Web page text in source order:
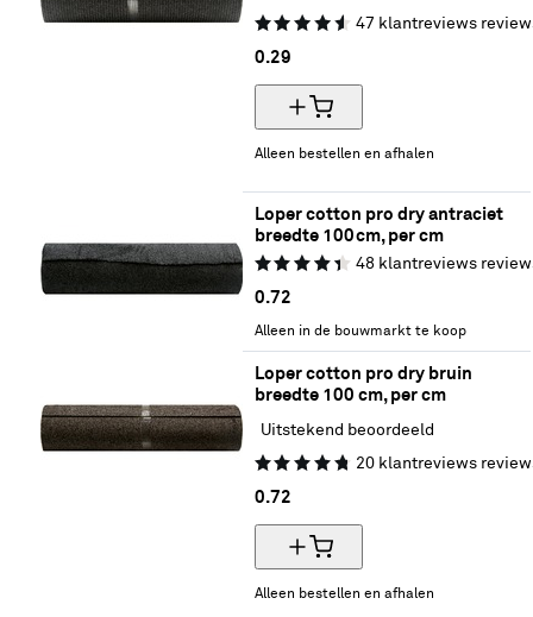
47 klantreviews
0.29
Alleen bestellen en afhalen
Loper cotton pro dry antraciet
breedte 100cm, per cm
48 klantreviews
0.72
Alleen in de bouwmarkt te koop
Loper cotton pro dry bruin
breedte 100 cm, per cm
Uitstekend beoordeeld
20 klantreviews
0.72
Alleen bestellen en afhalen